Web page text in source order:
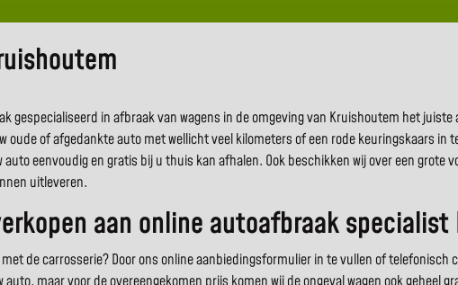
gespecialiseerd in afbraak van wagens in de omgeving van Kruishoutem het
of afgedankte auto met wellicht veel kilometers of een rode keuringskaars in
eenvoudig en gratis bij u thuis kan afhalen. Ook beschikken wij over een grote
uitleveren.
aan online autoafbraak
de carrosserie? Door ons online aanbiedingsformulier in te vullen of telefonisch